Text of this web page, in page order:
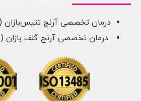
درمان تخصصی آرنج تنیس‌بازان
درمان تخصصی آرنج گلف بازان